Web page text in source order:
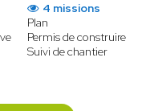
4 missions
Plan
Permis de construire
Suivi de chantier